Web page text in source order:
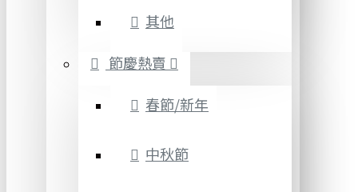
其他
節慶熱賣
春節/新年
中秋節